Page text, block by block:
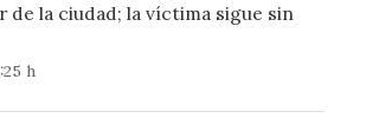
de la ciudad; la víctima sigue sin
h